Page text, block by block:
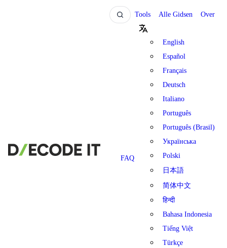
Tools Alle Gidsen Over
FAQ
English
Español
Français
Deutsch
Italiano
Português
Português (Brasil)
Українська
Polski
日本語
简体中文
हिन्दी
Bahasa Indonesia
Tiếng Việt
Türkçe